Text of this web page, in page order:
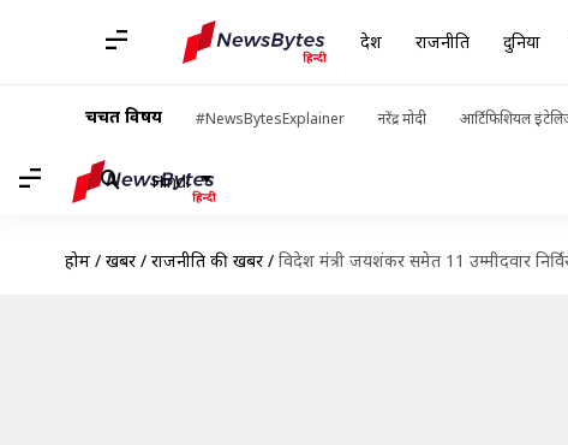
देश राजनीति दुनिया
चर्चित विषय #NewsBytesExplainer नरेंद्र मोदी आर्टिफिशियल
Hindi
होम / खबरें / राजनीति की खबरें / विदेश मंत्री जयशंकर समेत 11 उम्मीदवार